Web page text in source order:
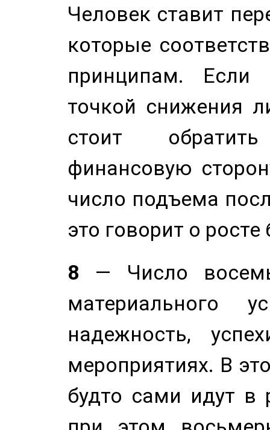
Человек ставит
которые
принципам. Если
точкой снижения
стоит
финансовую
число подъема
это говорит о
8 — Число
материального
надежность,
мероприятиях. В
будто сами идут в